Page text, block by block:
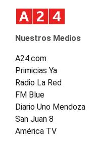
Nuestros Medios
A24.com
Primicias Ya
Radio La Red
FM Blue
Diario Uno Mendoza
San Juan 8
América TV